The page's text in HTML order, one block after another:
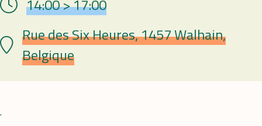
14:00 > 17:00
PlaatsRue des Six Heures, 1457 Walhain,
Belgique
.